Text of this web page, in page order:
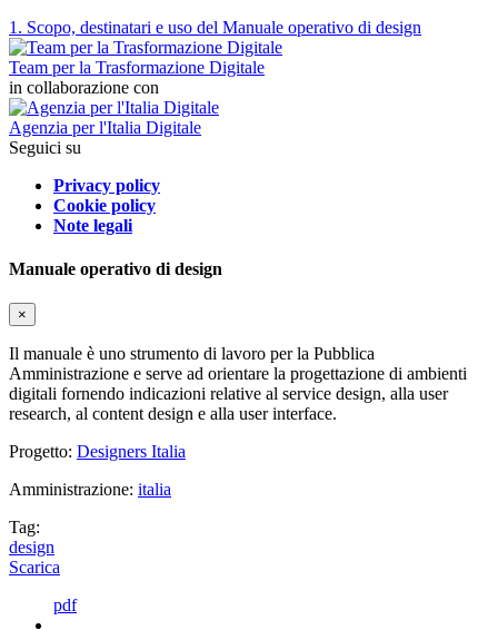
1. Scopo, destinatari e uso del Manuale operativo di design
Team per la Trasformazione Digitale
in collaborazione con
Agenzia per l'Italia Digitale
Seguici su
Privacy policy
Cookie policy
Note legali
Manuale operativo di design
×
Il manuale è uno strumento di lavoro per la Pubblica
Amministrazione e serve ad orientare la progettazione di ambienti
digitali fornendo indicazioni relative al service design, alla user
research, al content design e alla user interface.
Progetto: Designers Italia
Amministrazione: italia
Tag:
design
Scarica
pdf